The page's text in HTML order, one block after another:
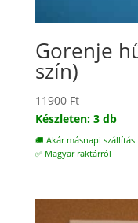
Gorenje
szín)
11900 Ft
Készleten: 3 db
🚚 Akár másnapi szállítás
✅ Magyar raktárról